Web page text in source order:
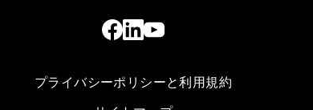
プライバシーポリシーと利用規約